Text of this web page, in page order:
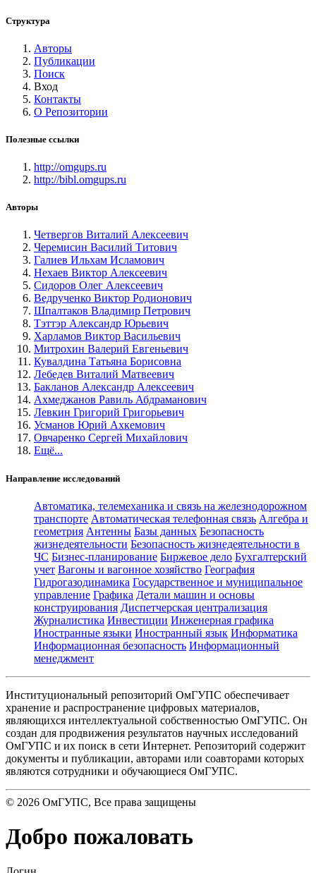
Структура
Авторы
Публикации
Поиск
Вход
Контакты
О Репозитории
Полезные ссылки
http://omgups.ru
http://bibl.omgups.ru
Авторы
Четвергов Виталий Алексеевич
Черемисин Василий Титович
Галиев Ильхам Исламович
Нехаев Виктор Алексеевич
Сидоров Олег Алексеевич
Ведрученко Виктор Родионович
Шпалтаков Владимир Петрович
Тэттэр Александр Юрьевич
Харламов Виктор Васильевич
Митрохин Валерий Евгеньевич
Кувалдина Татьяна Борисовна
Лебедев Виталий Матвеевич
Бакланов Александр Алексеевич
Ахмеджанов Равиль Абдраманович
Левкин Григорий Григорьевич
Усманов Юрий Ахкемович
Овчаренко Сергей Михайлович
Ещё...
Направление исследований
Автоматика, телемеханика и связь на железнодорожном
транспорте Автоматическая телефонная связь Алгебра и
геометрия Антенны Базы данных Безопасность
жизнедеятельности Безопасность жизнедеятельности в
ЧС Бизнес-планирование Биржевое дело Бухгалтерский
учет Вагоны и вагонное хозяйство География
Гидрогазодинамика Государственное и муниципальное
управление Графика Детали машин и основы
конструирования Диспетчерская централизация
Журналистика Инвестиции Инженерная графика
Иностранные языки Иностранный язык Информатика
Информационная безопасность Информационный
менеджмент
Институциональный репозиторий ОмГУПС обеспечивает
хранение и распространение цифровых материалов,
являющихся интеллектуальной собственностью ОмГУПС. Он
создан для продвижения результатов научных исследований
ОмГУПС и их поиск в сети Интернет. Репозиторий содержит
документы и публикации, авторами или соавторами которых
являются сотрудники и обучающиеся ОмГУПС.
© 2026 ОмГУПС, Все права защищены
Добро пожаловать